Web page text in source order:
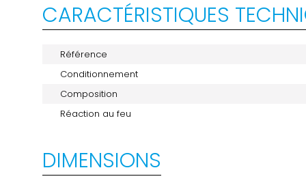
CARACTÉRISTIQUES
Référence
Conditionnement
Composition
Réaction au feu
DIMENSIONS